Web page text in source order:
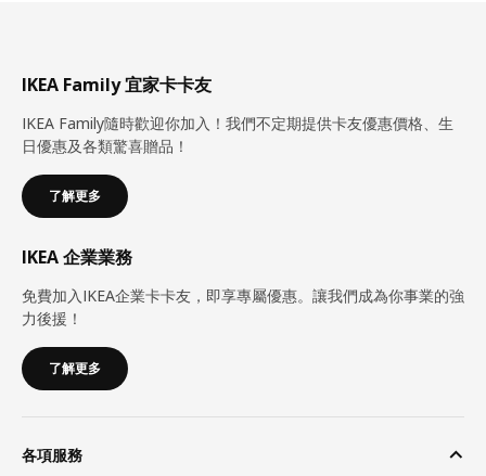
IKEA Family 宜家卡卡友
IKEA Family隨時歡迎你加入！我們不定期提供卡友優惠價格、生
日優惠及各類驚喜贈品！
了解更多
IKEA 企業業務
免費加入IKEA企業卡卡友，即享專屬優惠。讓我們成為你事業的強
力後援！
了解更多
各項服務